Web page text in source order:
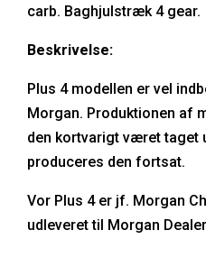
carb. Baghjulstræk 4 gear.
Beskrivelse:
Plus 4 modellen er vel
Morgan. Produktionen af
den kortvarigt været taget
produceres den fortsat.
Vor Plus 4 er jf. Morgan
udleveret til Morgan